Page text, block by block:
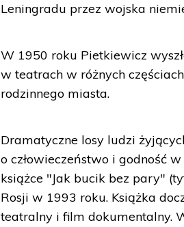
Leningradu przez wojska
W 1950 roku Pietkiewicz
w teatrach w różnych
rodzinnego miasta.
Dramatyczne losy ludzi
o człowieczeństwo i godność
książce "Jak bucik bez pary"
Rosji w 1993 roku. Książka
teatralny i film dokumentalny.